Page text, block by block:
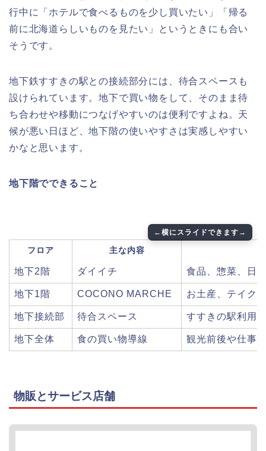
行中に「ホテルで食べるものを少し買いたい」「帰る
前に北海道らしいものを見たい」というときにも合い
そうです。
地下鉄すすきの駅との接続部分には、待合スペースも
設けられています。地下で買い物をして、そのまま待
ち合わせや移動につなげやすいのは便利ですよね。天
候が悪い日ほど、地下階の使いやすさは実感しやすい
かなと思います。
地下階でできること
フロア 主な内容
地下2階 ダイイチ 食品、惣菜、日
地下1階 COCONO MARCHE お土産、テイク
地下接続部 待合スペース すすきの駅利用
地下全体 食の買い物導線 観光前後や仕事
物販とサービス店舗